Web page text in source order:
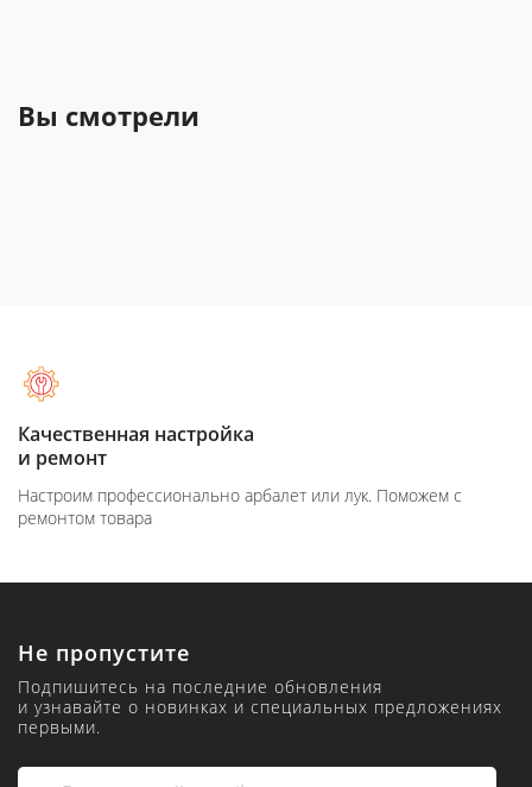
Вы смотрели
Качественная настройка
и ремонт
Настроим профессионально арбалет или лук. Поможем с
ремонтом товара
Не пропустите
Подпишитесь на последние обновления
и узнавайте о новинках и специальных предложениях
первыми.